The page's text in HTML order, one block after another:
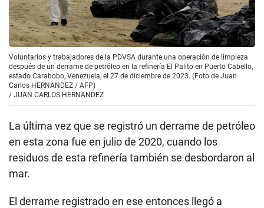
Voluntarios y trabajadores de la PDVSA durante una operación de limpieza
después de un derrame de petróleo en la refinería El Palito en Puerto Cabello,
estado Carabobo, Venezuela, el 27 de diciembre de 2023. (Foto de Juan
Carlos HERNANDEZ / AFP)
/ JUAN CARLOS HERNANDEZ
La última vez que se registró un derrame de petróleo
en esta zona fue en julio de 2020, cuando los
residuos de esta refinería también se desbordaron al
mar.
El derrame registrado en ese entonces llegó a